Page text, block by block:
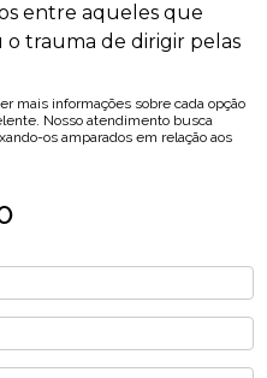
entre aqueles que
trauma de dirigir pelas
mais informações sobre cada opção
Nosso atendimento busca
os amparados em relação aos